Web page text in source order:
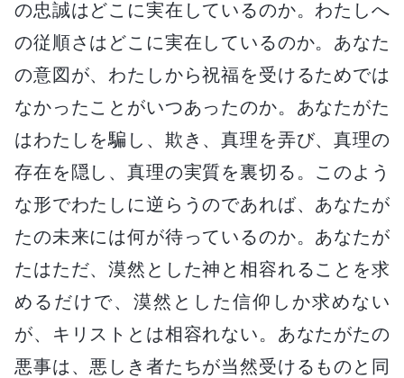
の忠誠はどこに実在しているのか。わたしへ
の従順さはどこに実在しているのか。あなた
の意図が、わたしから祝福を受けるためでは
なかったことがいつあったのか。あなたがた
はわたしを騙し、欺き、真理を弄び、真理の
存在を隠し、真理の実質を裏切る。このよう
な形でわたしに逆らうのであれば、あなたが
たの未来には何が待っているのか。あなたが
たはただ、漠然とした神と相容れることを求
めるだけで、漠然とした信仰しか求めない
が、キリストとは相容れない。あなたがたの
悪事は、悪しき者たちが当然受けるものと同